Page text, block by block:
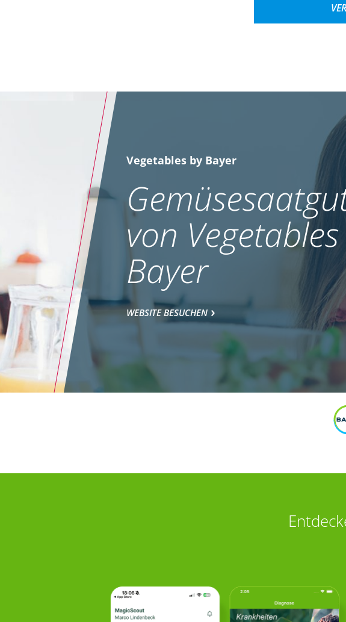
Vegetables by Bayer
von Vegetables
Bayer
WEBSITE BESUCHEN